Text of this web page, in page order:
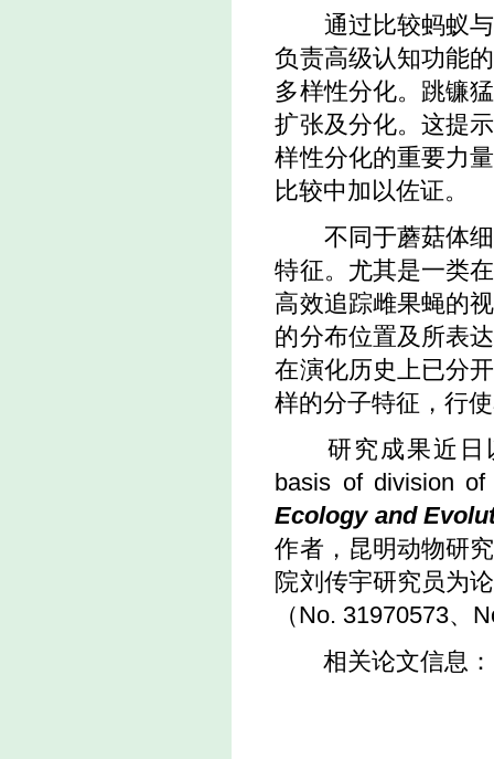
通过比较蚂蚁
负责高级认知功能
多样性分化。跳镰
扩张及分化。这提
样性分化的重要力
比较中加以佐证。
不同于蘑菇体
特征。尤其是一类
高效追踪雌果蝇的
的分布位置及所表
在演化历史上已分
样的分子特征，行
研究成果近日
basis of division of
Ecology and
作者，昆明动物研
院刘传宇研究员为
（No. 31970573、
相关论文信息：